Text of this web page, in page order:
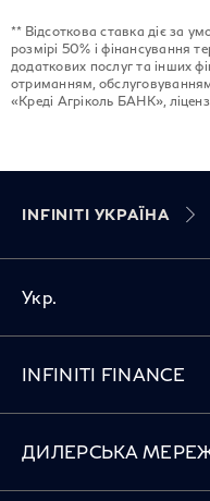
** Відсоткова ставка діє за
розмірі 50% і фінансування
додаткових послуг та інших
отриманням,
«Креді Агріколь БАНК»,
INFINITI УКРАЇНА
Укр.
INFINITI FINANCE
ДИЛЕРСЬКА